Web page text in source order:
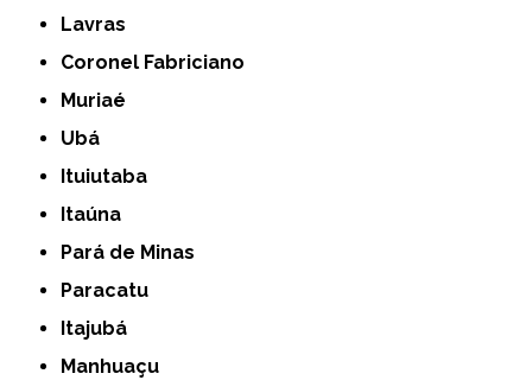
Lavras
Coronel Fabriciano
Muriaé
Ubá
Ituiutaba
Itaúna
Pará de Minas
Paracatu
Itajubá
Manhuaçu